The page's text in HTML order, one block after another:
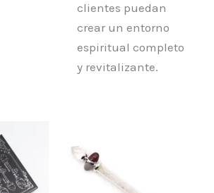
clientes puedan
crear un entorno
espiritual completo
y revitalizante.